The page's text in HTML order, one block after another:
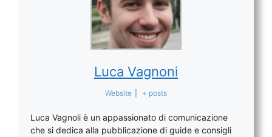
Luca Vagnoni
Website + posts
Luca Vagnoli è un appassionato di comunicazione
che si dedica alla pubblicazione di guide e consigli